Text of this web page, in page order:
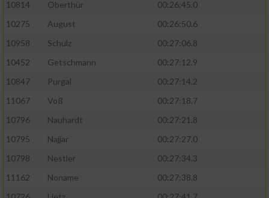
10814
Oberthür
00:26:45.0
10275
August
00:26:50.6
10958
Schulz
00:27:06.8
10452
Getschmann
00:27:12.9
10847
Purgal
00:27:14.2
11067
Voß
00:27:18.7
10796
Nauhardt
00:27:21.8
10795
Najjar
00:27:27.0
10798
Nestler
00:27:34.3
11162
Noname
00:27:38.8